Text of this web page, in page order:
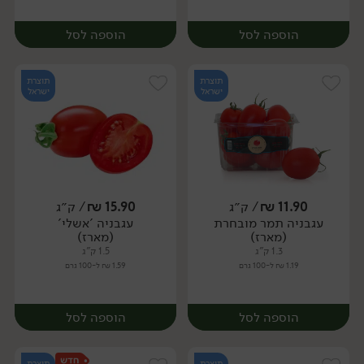
הוספה לסל
יח׳ ק״ג
הוספה לסל
מארז
תוצרת
ישראל
11.90
₪/ ק״ג
עגבניה תמר מובחרת
(מארז)
1.3 ק"ג
1.19 ₪ ל-100 גרם
הוספה לסל
תוצרת
ישראל
15.90
₪/ ק״ג
עגבניה 'אשלי'
(מארז)
1.5 ק"ג
1.59 ₪ ל-100 גרם
הוספה לסל